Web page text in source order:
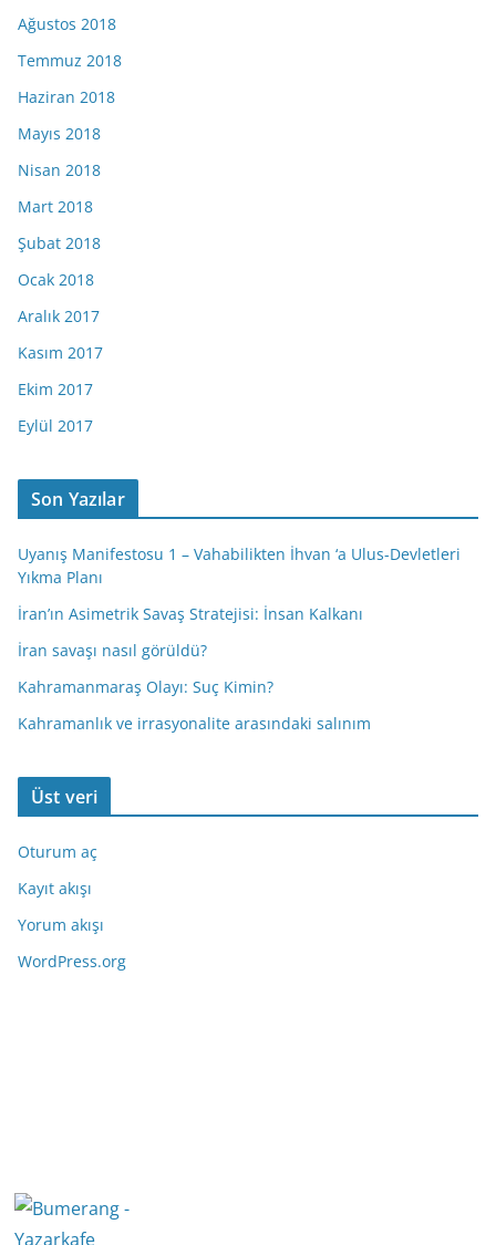
Ağustos 2018
Temmuz 2018
Haziran 2018
Mayıs 2018
Nisan 2018
Mart 2018
Şubat 2018
Ocak 2018
Aralık 2017
Kasım 2017
Ekim 2017
Eylül 2017
Son Yazılar
Uyanış Manifestosu 1 – Vahabilikten İhvan ‘a Ulus-Devletleri
Yıkma Planı
İran’ın Asimetrik Savaş Stratejisi: İnsan Kalkanı
İran savaşı nasıl görüldü?
Kahramanmaraş Olayı: Suç Kimin?
Kahramanlık ve irrasyonalite arasındaki salınım
Üst veri
Oturum aç
Kayıt akışı
Yorum akışı
WordPress.org